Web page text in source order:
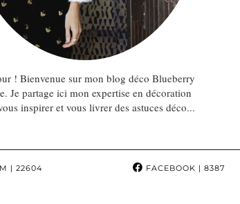
! Bienvenue sur mon blog déco Blueberry
Je partage ici mon expertise en décoration
inspirer et vous livrer des astuces déco...
| 22604 FACEBOOK | 8387